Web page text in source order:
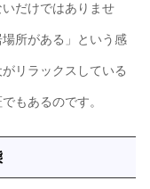
だけではありませ
所がある」という感
リラックスしている
もあるのです。